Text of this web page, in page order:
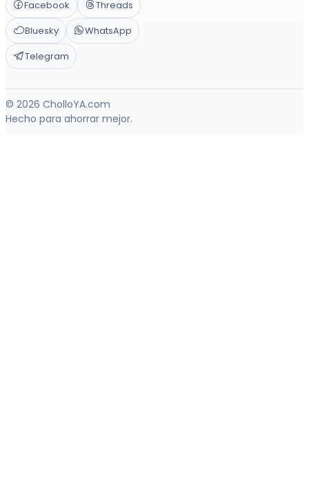
Facebook
Threads
Bluesky
WhatsApp
Telegram
© 2026 CholloYA.com
Hecho para ahorrar mejor.